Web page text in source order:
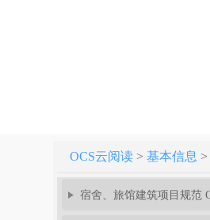
OCS云阅读 > 基本信息 >